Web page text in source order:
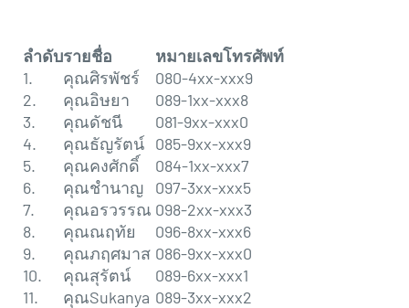
ลำดับรายชื่อ
หมายเลขโทรศัพท์
1.
คุณศิรพัชร์
080-4xx-xxx9
2.
คุณอิษยา
089-1xx-xxx8
3.
คุณดัชนี
081-9xx-xxx0
4.
คุณธัญรัตน์ 085-9xx-xxx9
5.
คุณคงศักดิ์
084-1xx-xxx7
6.
คุณชำนาญ
097-3xx-xxx5
7.
คุณอรวรรณ 098-2xx-xxx3
8.
คุณณฤทัย
096-8xx-xxx6
9.
คุณภฤศมาส 086-9xx-xxx0
10.
คุณสุรัตน์
089-6xx-xxx1
11.
คุณSukanya 089-3xx-xxx2